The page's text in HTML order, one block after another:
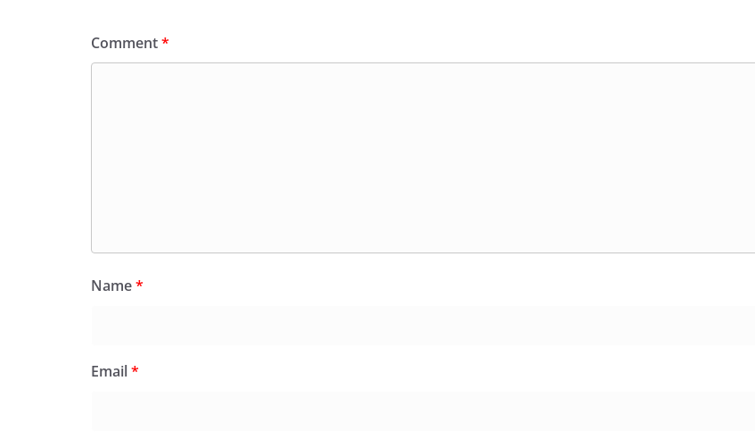
Comment*
Name*
Email*